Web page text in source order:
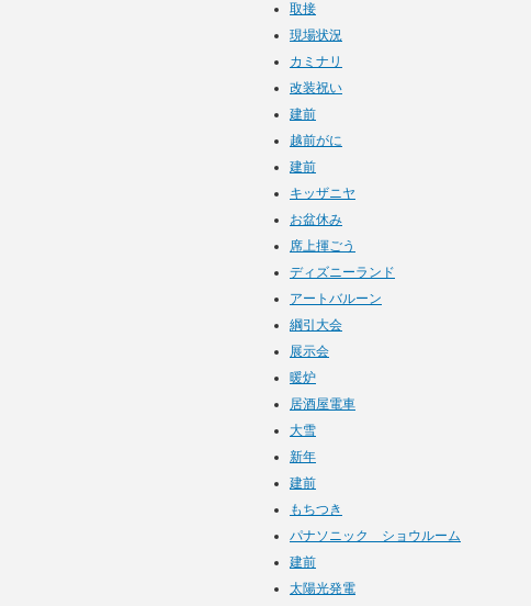
取接
現場状況
カミナリ
改装祝い
建前
越前がに
建前
キッザニヤ
お盆休み
席上揮ごう
ディズニーランド
アートバルーン
綱引大会
展示会
暖炉
居酒屋電車
大雪
新年
建前
もちつき
パナソニック ショウルーム
建前
太陽光発電